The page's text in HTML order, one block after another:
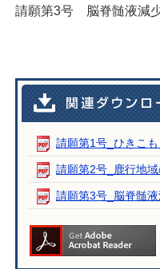
請願第3号 脳脊髄液減
請願第1号_ひきこ
請願第2号_鹿行地
請願第3号_脳脊髄